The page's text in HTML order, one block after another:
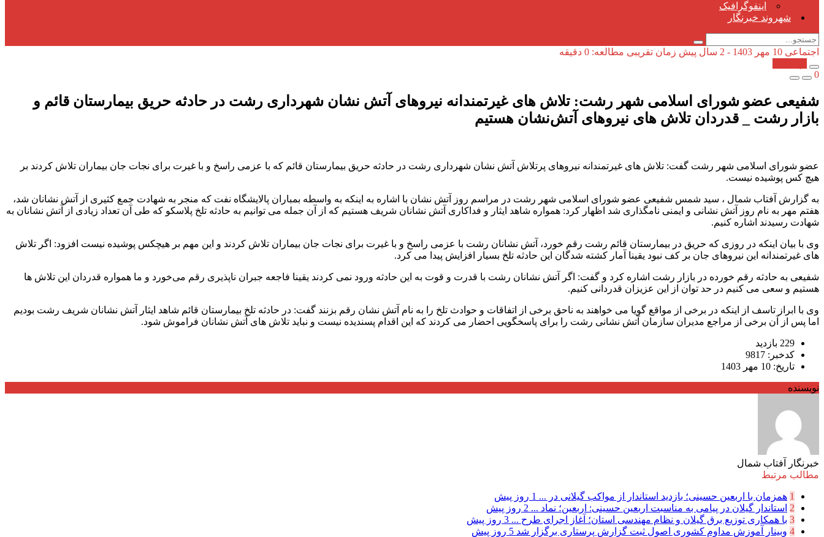
اینفوگرافیک
شهروند خبرنگار
اجتماعی 10 مهر 1403 - 2 سال پیش
زمان تقریبی مطالعه: 0 دقیقه
0
شفیعی عضو شورای اسلامی شهر رشت: تلاش های غیرتمندانه نیروهای آتش نشان شهرداری رشت در حادثه حریق بیمارستان قائم و
بازار رشت _ قدردان تلاش های نیروهای آتش‌نشان هستیم
عضو شورای اسلامی شهر رشت گفت: تلاش های غیرتمندانه نیروهای پرتلاش آتش نشان شهرداری رشت در حادثه حریق بیمارستان قائم که با عزمی راسخ و با غیرت برای نجات جان بیماران تلاش کردند بر
هیچ کس پوشیده نیست.
به گزارش آفتاب شمال ، سید شمس شفیعی عضو شورای اسلامی شهر رشت در مراسم روز آتش نشان با اشاره به اینکه به واسطه بمباران پالایشگاه نفت که منجر به شهادت جمع کثیری از آتش نشانان شد،
هفتم مهر به نام روز آتش نشانی و ایمنی نامگذاری شد اظهار کرد: همواره شاهد ایثار و فداکاری آتش نشانان شریف هستیم که از آن جمله می توانیم به حادثه تلخ پلاسکو که طی آن تعداد زیادی از آتش نشانان به
شهادت رسیدند اشاره کنیم.
وی با بیان اینکه در روزی که حریق در بیمارستان قائم رشت رقم خورد، آتش نشانان رشت با عزمی راسخ و با غیرت برای نجات جان بیماران تلاش کردند و این مهم بر هیچکس پوشیده نیست افزود: اگر تلاش
های غیرتمندانه این نیروهای جان بر کف نبود یقینا آمار کشته شدگان این حادثه تلخ بسیار افزایش پیدا می کرد.
شفیعی به حادثه رقم خورده در بازار رشت اشاره کرد و گفت: اگر آتش نشانان رشت با قدرت و قوت به این حادثه ورود نمی کردند یقینا فاجعه جبران ناپذیری رقم می‌خورد و ما همواره قدردان این تلاش ها
هستیم و سعی می کنیم در حد توان از این عزیزان قدردانی کنیم.
وی با ابراز تاسف از اینکه در برخی از مواقع گویا می خواهند به ناحق برخی از اتفاقات و حوادث تلخ را به نام آتش نشان رقم بزنند گفت: در حادثه تلخ بیمارستان قائم شاهد ایثار آتش نشانان شریف رشت بودیم
اما پس از آن برخی از مراجع مدیران سازمان آتش نشانی رشت را برای پاسخگویی احضار می کردند که این اقدام پسندیده نیست و نباید تلاش های آتش نشانان فراموش شود.
229 بازدید
کدخبر: 9817
تاریخ: 10 مهر 1403
نویسنده
خبرنگار آفتاب شمال
مطالب مرتبط
1 همزمان با اربعین حسینی؛ بازدید استاندار از مواکب گیلانی در ... 1 روز پیش
2 استاندار گیلان در پیامی به مناسبت اربعین حسینی: اربعین؛ نماد ... 2 روز پیش
3 با همکاری توزیع برق گیلان و نظام مهندسی استان؛ آغاز اجرای طرح ... 3 روز پیش
4 وبینار آموزش مداوم کشوری اصول ثبت گزارش پرستاری برگزار شد 5 روز پیش